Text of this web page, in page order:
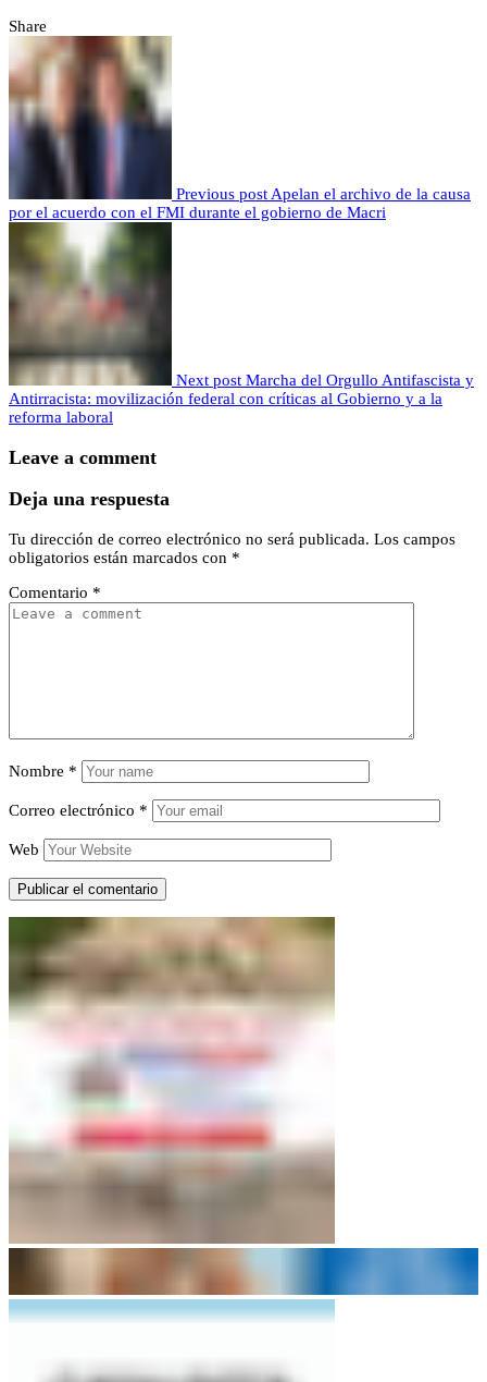
Share
Previous postApelan el archivo de la causa
por el acuerdo con el FMI durante el gobierno de Macri
Next post Marcha del Orgullo Antifascista y
Antirracista: movilización federal con críticas al Gobierno y a la
reforma laboral
Leave a comment
Deja una respuesta
Tu dirección de correo electrónico no será publicada. Los campos
obligatorios están marcados con *
Comentario *
Nombre *
Correo electrónico *
Web